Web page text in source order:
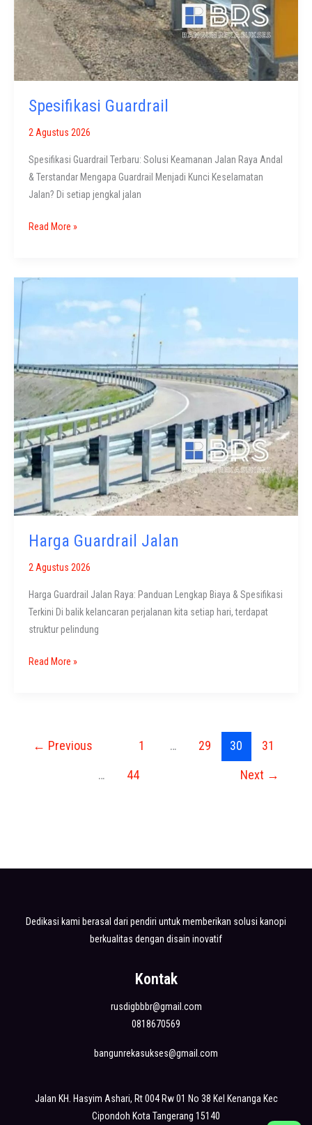
Spesifikasi Guardrail
2 Agustus 2026
Spesifikasi Guardrail Terbaru: Solusi Keamanan Jalan Raya Andal
& Terstandar Mengapa Guardrail Menjadi Kunci Keselamatan
Jalan? Di setiap jengkal jalan
Spesifikasi
Read More »
Harga Guardrail Jalan
2 Agustus 2026
Harga Guardrail Jalan Raya: Panduan Lengkap Biaya & Spesifikasi
Terkini Di balik kelancaran perjalanan kita setiap hari, terdapat
struktur pelindung
Harga
Read More »
← Previous 1 … 29 30 31
… 44 Next →
Dedikasi kami berasal dari pendiri untuk memberikan solusi kanopi
berkualitas dengan disain inovatif
Kontak
rusdigbbbr@gmail.com
0818670569
bangunrekasukses@gmail.com
Jalan KH. Hasyim Ashari, Rt 004 Rw 01 No 38 Kel Kenanga Kec
Cipondoh Kota Tangerang 15140